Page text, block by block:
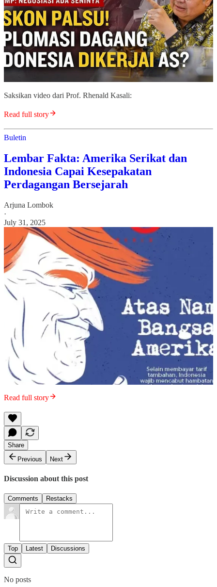
Saksikan video dari Prof. Rhenald Kasali:
Read full story
Buletin
Lembar Fakta: Amerika Serikat dan
Indonesia Capai Kesepakatan
Perdagangan Bersejarah
Arjuna Lombok
·
July 31, 2025
Read full story
Share
Previous
Next
Discussion about this post
Comments Restacks
Top Latest Discussions
No posts